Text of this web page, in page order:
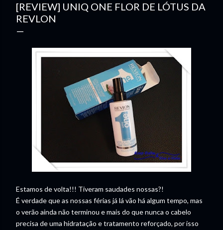
[REVIEW] UNIQ ONE FLOR DE LÓTUS DA
REVLON
Estamos de volta!!! Tiveram saudades nossas?!
É verdade que as nossas férias já lá vão há algum tempo, mas
o verão ainda não terminou e mais do que nunca o cabelo
precisa de uma hidratação e tratamento reforçado, por isso